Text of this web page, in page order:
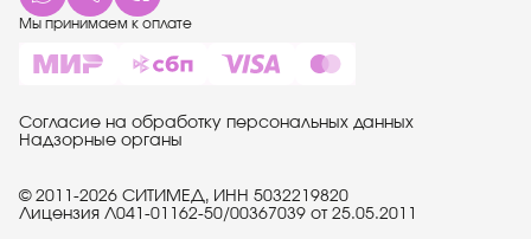
Мы принимаем к оплате
© 2011-2026 СИТИМЕД, ИНН 5032219820
Лицензия Л041-01162-50/00367039 от 25.05.2011
Согласие на обработку персональных данных
Надзорные органы